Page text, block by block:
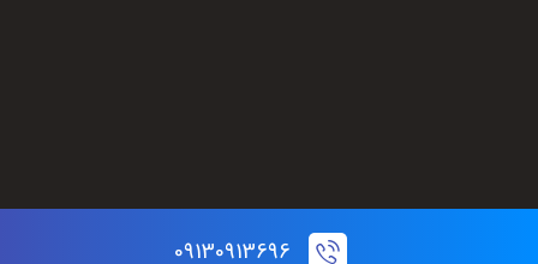
© تمام حقوق این سایت برای برنج جنوب محفوظ است.
09130913696